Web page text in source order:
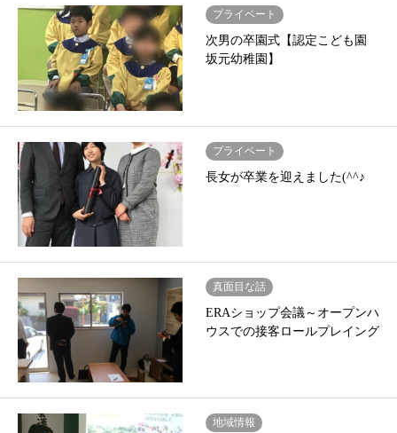
プライベート
次男の卒園式【認定こども園
坂元幼稚園】
プライベート
長女が卒業を迎えました(^^♪
真面目な話
ERAショップ会議～オープンハ
ウスでの接客ロールプレイング
地域情報